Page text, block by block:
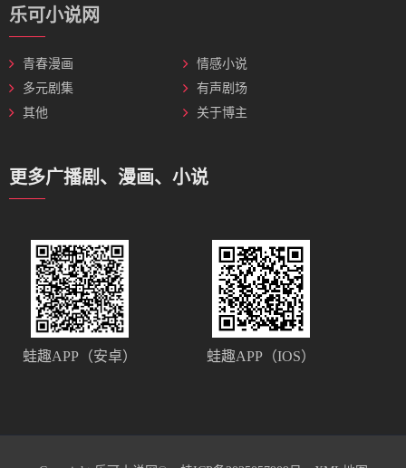
乐可小说网
青春漫画
情感小说
多元剧集
有声剧场
其他
关于博主
更多广播剧、漫画、小说
蛙趣APP（安卓） 蛙趣APP（IOS）